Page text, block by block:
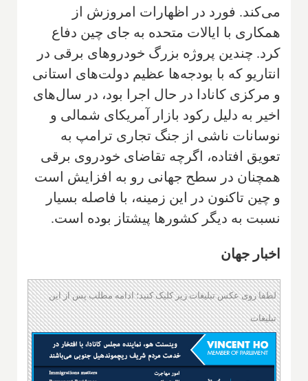
می‌کند. فورد در اظهارات امروزش از
همکاری با ایالات متحده به جای چین دفاع
کرد. چندین پروژه بزرگ خودروهای برقی در
انتاریو که با بودجه‌ها عظیم دولت‌های استانی
و مرکزی کانادا در حال اجرا بود، در سال‌های
اخیر به دلیل رکود بازار آمریکای شمالی و
نوسانات ناشی از جنگ تجاری ترامپ به
تعویق افتاده، اگرچه تقاضای خودروی برقی
همچنان در سطح جهانی رو به افزایش است
و چین تاکنون در این زمینه، با فاصله بسیار
نسبت به دیگر کشورها پیشتاز بوده است.
اخبار جهان
لطفا روی عکس تبلیغات زیر کلیک کنید؛ ادامه مطلب پس از این
تبلیغات